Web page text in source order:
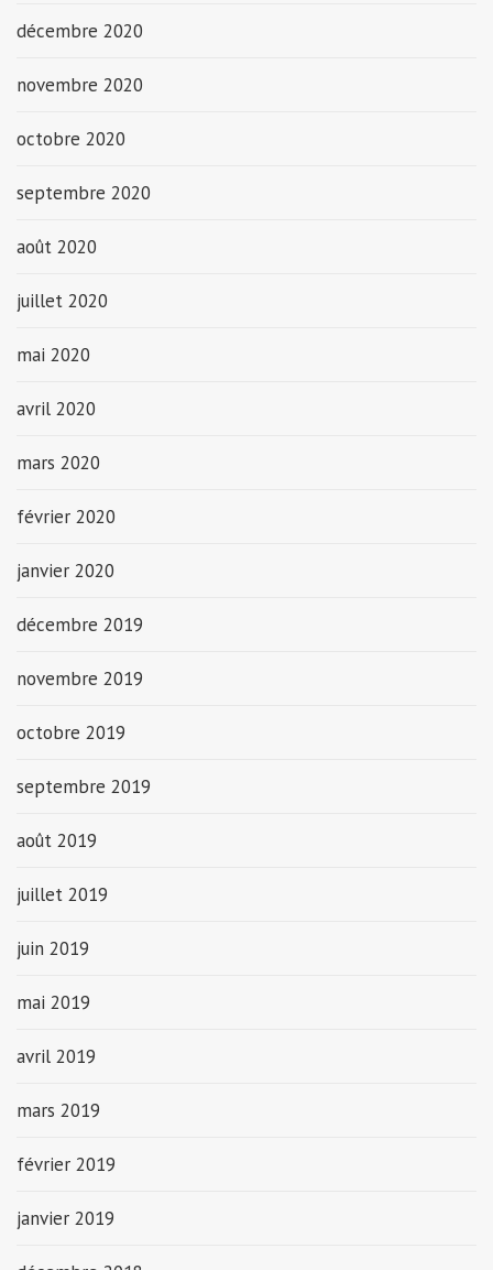
décembre 2020
novembre 2020
octobre 2020
septembre 2020
août 2020
juillet 2020
mai 2020
avril 2020
mars 2020
février 2020
janvier 2020
décembre 2019
novembre 2019
octobre 2019
septembre 2019
août 2019
juillet 2019
juin 2019
mai 2019
avril 2019
mars 2019
février 2019
janvier 2019